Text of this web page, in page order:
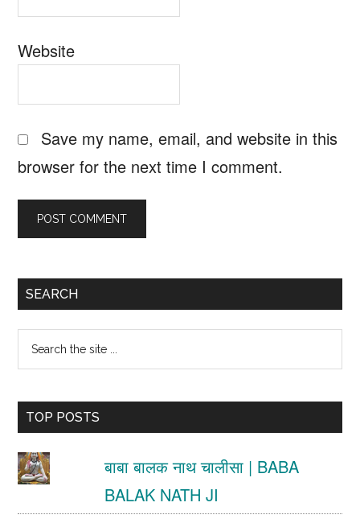
Website
Save my name, email, and website in this
browser for the next time I comment.
Primary
SEARCH
Search
the
site
...TOP POSTS
बाबा बालक नाथ चालीसा | BABA
BALAK NATH JI